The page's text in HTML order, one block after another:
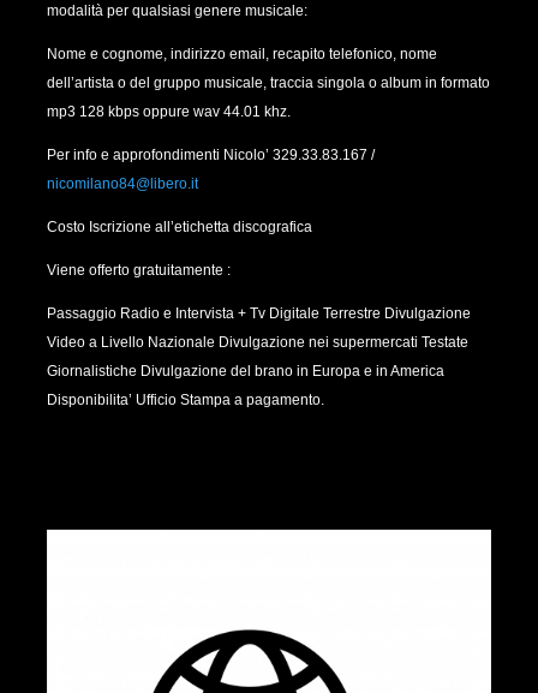
modalità per qualsiasi genere musicale:
Nome e cognome, indirizzo email, recapito telefonico, nome
dell’artista o del gruppo musicale, traccia singola o album in formato
mp3 128 kbps oppure wav 44.01 khz.
Per info e approfondimenti Nicolo’ 329.33.83.167 /
nicomilano84@libero.it
Costo Iscrizione all’etichetta discografica
Viene offerto gratuitamente :
Passaggio Radio e Intervista + Tv Digitale Terrestre Divulgazione
Video a Livello Nazionale Divulgazione nei supermercati Testate
Giornalistiche Divulgazione del brano in Europa e in America
Disponibilita’ Ufficio Stampa a pagamento.